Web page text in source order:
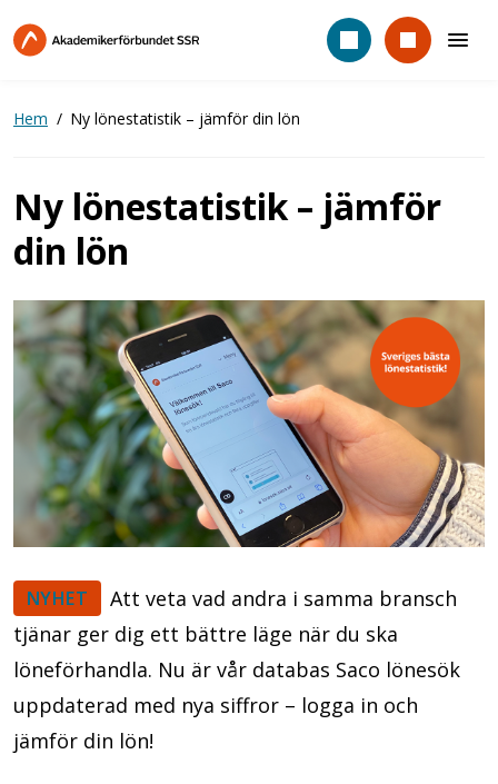
till
Hem Ny lönestatistik – jämför din lön
Ny lönestatistik – jämför
din lön
NYHET
Att veta vad andra i samma bransch
tjänar ger dig ett bättre läge när du ska
löneförhandla. Nu är vår databas Saco lönesök
uppdaterad med nya siffror – logga in och
jämför din lön!